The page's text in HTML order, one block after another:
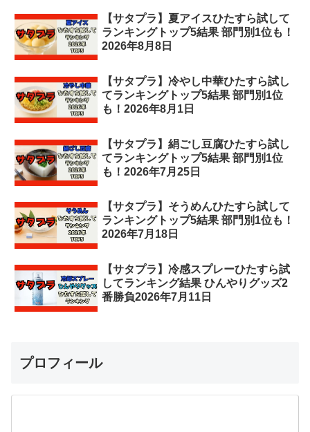
【サタプラ】夏アイスひたすら試して
ランキングトップ5結果 部門別1位も！
2026年8月8日
【サタプラ】冷やし中華ひたすら試し
てランキングトップ5結果 部門別1位
も！2026年8月1日
【サタプラ】絹ごし豆腐ひたすら試し
てランキングトップ5結果 部門別1位
も！2026年7月25日
【サタプラ】そうめんひたすら試して
ランキングトップ5結果 部門別1位も！
2026年7月18日
【サタプラ】冷感スプレーひたすら試
してランキング結果 ひんやりグッズ2
番勝負2026年7月11日
プロフィール